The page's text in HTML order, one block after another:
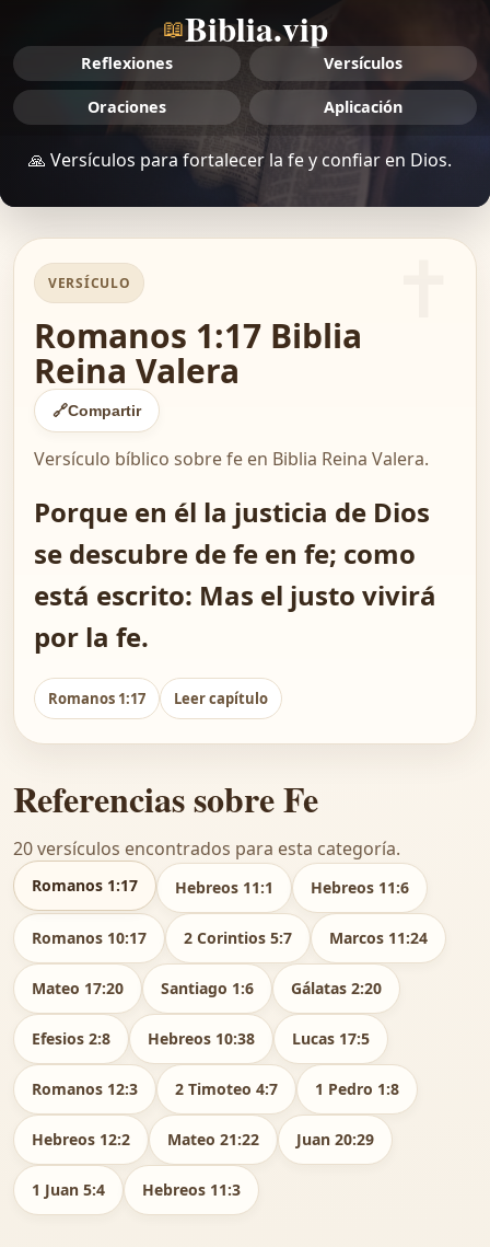
📖Biblia.vip
Reflexiones Versículos
Oraciones Aplicación
🙏 Versículos para fortalecer la fe y confiar en Dios.
VERSÍCULO
Romanos 1:17 Biblia
Reina Valera
🔗Compartir
Versículo bíblico sobre fe en Biblia Reina Valera.
Porque en él la justicia de Dios
se descubre de fe en fe; como
está escrito: Mas el justo vivirá
por la fe.
Romanos 1:17 Leer capítulo
Referencias sobre Fe
20 versículos encontrados para esta categoría.
Romanos 1:17 Hebreos 11:1 Hebreos 11:6
Romanos 10:17 2 Corintios 5:7 Marcos 11:24
Mateo 17:20 Santiago 1:6 Gálatas 2:20
Efesios 2:8 Hebreos 10:38 Lucas 17:5
Romanos 12:3 2 Timoteo 4:7 1 Pedro 1:8
Hebreos 12:2 Mateo 21:22 Juan 20:29
1 Juan 5:4 Hebreos 11:3